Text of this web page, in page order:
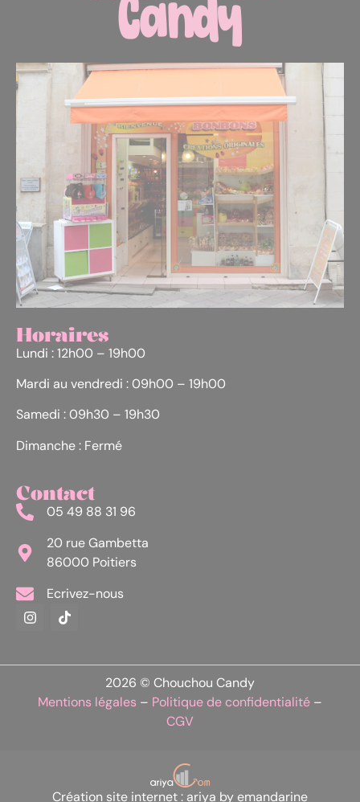
Horaires
Lundi : 12h00 – 19h00
Mardi au vendredi : 09h00 – 19h00
Samedi : 09h30 – 19h30
Dimanche : Fermé
Contact
05 49 88 31 96
20 rue Gambetta
86000 Poitiers
Ecrivez-nous
2026 © Chouchou Candy
Mentions légales – Politique de confidentialité –
CGV
Création site internet : ariya by emandarine